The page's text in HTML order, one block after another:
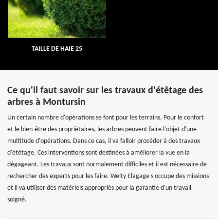
TAILLE DE HAIE 25
Ce qu'il faut savoir sur les travaux d'étêtage des
arbres à Montursin
Un certain nombre d'opérations se font pour les terrains. Pour le confort
et le bien-être des propriétaires, les arbres peuvent faire l'objet d'une
multitude d'opérations. Dans ce cas, il va falloir procéder à des travaux
d'étêtage. Ces interventions sont destinées à améliorer la vue en la
dégageant. Les travaux sont normalement difficiles et il est nécessaire de
rechercher des experts pour les faire. Welty Elagage s'occupe des missions
et il va utiliser des matériels appropriés pour la garantie d'un travail
soigné.